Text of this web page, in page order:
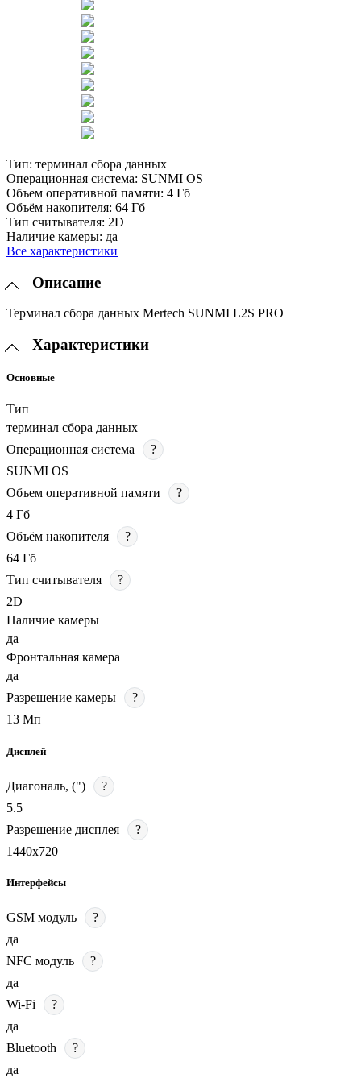
Тип: терминал сбора данных
Операционная система: SUNMI OS
Объем оперативной памяти: 4 Гб
Объём накопителя: 64 Гб
Тип считывателя: 2D
Наличие камеры: да
Все характеристики
Описание
Терминал сбора данных Mertech SUNMI L2S PRO
Характеристики
Основные
Тип
терминал сбора данных
Операционная система
?
SUNMI OS
Объем оперативной памяти
?
4 Гб
Объём накопителя
?
64 Гб
Тип считывателя
?
2D
Наличие камеры
да
Фронтальная камера
да
Разрешение камеры
?
13 Мп
Дисплей
Диагональ, (")
?
5.5
Разрешение дисплея
?
1440х720
Интерфейсы
GSM модуль
?
да
NFC модуль
?
да
Wi-Fi
?
да
Bluetooth
?
да